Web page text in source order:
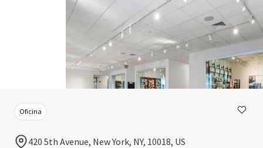
Oficina
420 5th Avenue, New York, NY, 10018, US